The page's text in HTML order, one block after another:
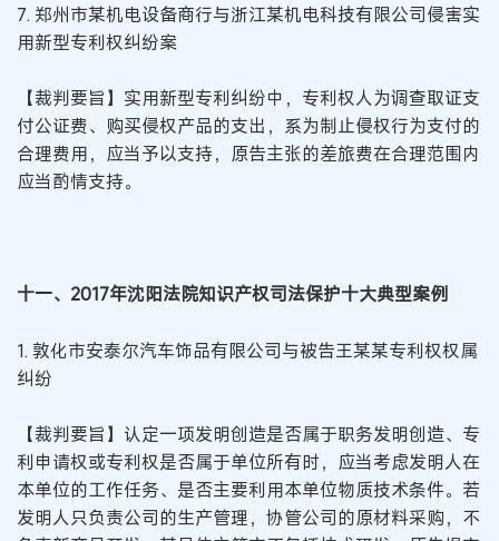
7. 郑州市某机电设备商行与浙江某机电科技有限公司侵害实
用新型专利权纠纷案
【裁判要旨】实用新型专利纠纷中，专利权人为调查取证支
付公证费、购买侵权产品的支出，系为制止侵权行为支付的
合理费用，应当予以支持，原告主张的差旅费在合理范围内
应当酌情支持。
十一、2017年沈阳法院知识产权司法保护十大典型案例
1. 敦化市安泰尔汽车饰品有限公司与被告王某某专利权权属
纠纷
【裁判要旨】认定一项发明创造是否属于职务发明创造、专
利申请权或专利权是否属于单位所有时，应当考虑发明人在
本单位的工作任务、是否主要利用本单位物质技术条件。若
发明人只负责公司的生产管理，协管公司的原材料采购，不